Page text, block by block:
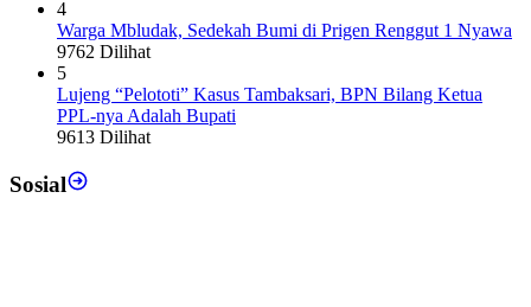
4
Warga Mbludak, Sedekah Bumi di Prigen Renggut 1 Nyawa
9762 Dilihat
5
Lujeng “Pelototi” Kasus Tambaksari, BPN Bilang Ketua
PPL-nya Adalah Bupati
9613 Dilihat
Sosial